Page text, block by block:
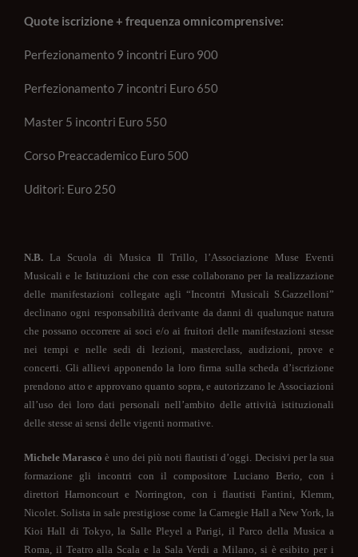
Quote iscrizione + frequenza omnicomprensive:
Perfezionamento 9 incontri Euro 900
Perfezionamento 7 incontri Euro 650
Master 5 incontri Euro 550
Corso Preaccademico Euro 500
Uditori: Euro 250
N.B.La Scuola di Musica Il Trillo, l’Associazione Muse Eventi
Musicali e le Istituzioni che con esse collaborano per la realizzazione
delle manifestazioni collegate agli “Incontri Musicali S.Gazzelloni”
declinano ogni responsabilità derivante da danni di qualunque natura
che possano occorrere ai soci e/o ai fruitori delle manifestazioni stesse
nei tempi e nelle sedi di lezioni, masterclass, audizioni, prove e
concerti. Gli allievi apponendo la loro firma sulla scheda d’iscrizione
prendono atto e approvano quanto sopra, e autorizzano le Associazioni
all’uso dei loro dati personali nell’ambito delle attività istituzionali
delle stesse ai sensi delle vigenti normative.
Michele Marasco è uno dei più noti flautisti d’oggi. Decisivi per la sua
formazione gli incontri con il compositore Luciano Berio, con i
direttori Harnoncourt e Norrington, con i flautisti Fantini, Klemm,
Nicolet. Solista in sale prestigiose come la Carnegie Hall a New York, la
Kioi Hall di Tokyo, la Salle Pleyel a Parigi, il Parco della Musica a
Roma, il Teatro alla Scala e la Sala Verdi a Milano, si è esibito per i